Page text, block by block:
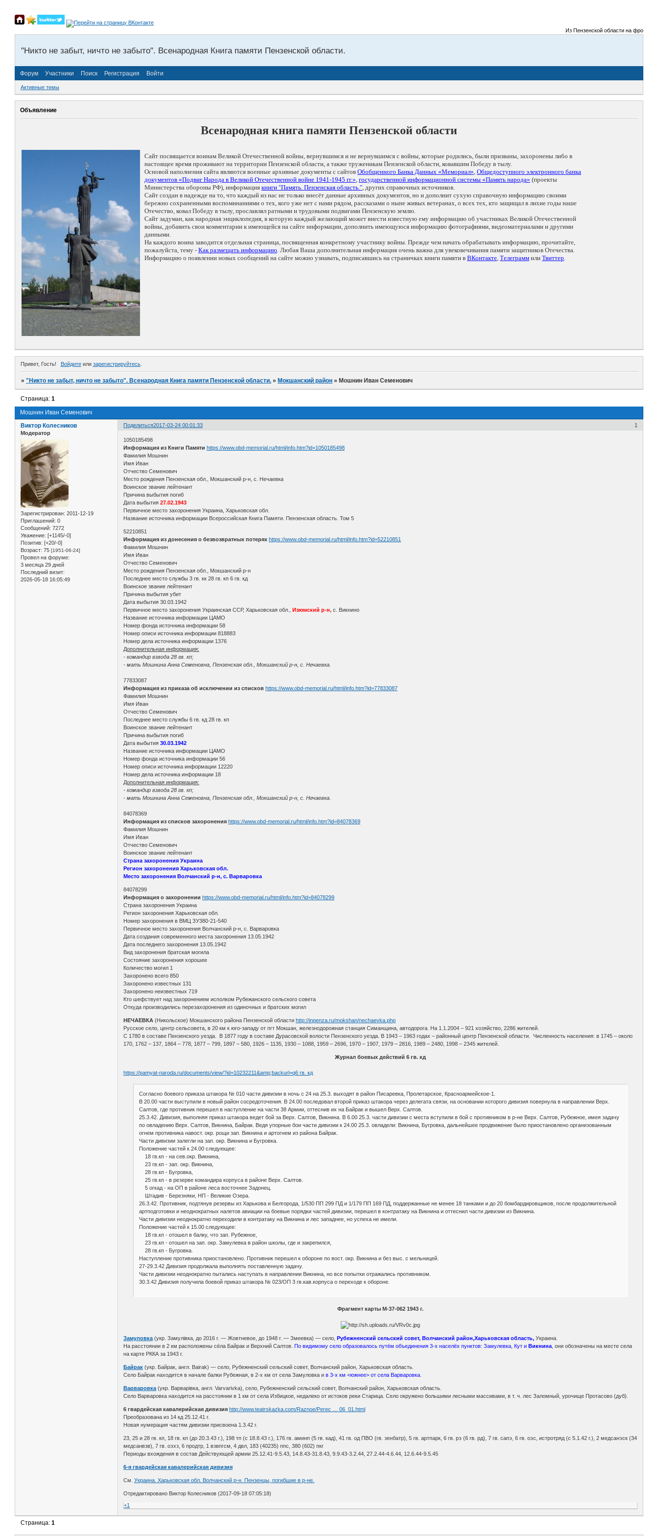
Из Пензенской области на фронты
"Никто не забыт, ничто не забыто". Всенародная Книга памяти Пензенской области.
Форум Участники Поиск Регистрация Войти
Активные темы
Объявление
Всенародная книга памяти Пензенской области
Сайт посвящается воинам Великой Отечественной войны, вернувшимся и не вернувшимся с войны, которые родились, были призваны, захоронены либо в
настоящее время проживают на территории Пензенской области, а также труженикам Пензенской области, ковавшим Победу в тылу.
Основой наполнения сайта являются военные архивные документы с сайтов Обобщенного Банка Данных «Мемориал», Общедоступного электронного банка
документов «Подвиг Народа в Великой Отечественной войне 1941-1945 гг.», государственной информационной системы «Память народа» (проекты
Министерства обороны РФ), информация книги "Память. Пензенская область.", других справочных источников.
Сайт создан в надежде на то, что каждый из нас не только внесёт данные архивных документов, но и дополнит сухую справочную информацию своими
бережно сохраненными воспоминаниями о тех, кого уже нет с нами рядом, рассказами о ныне живых ветеранах, о всех тех, кто защищал в лихие годы наше
Отечество, ковал Победу в тылу, прославлял ратными и трудовыми подвигами Пензенскую землю.
Сайт задуман, как народная энциклопедия, в которую каждый желающий может внести известную ему информацию об участниках Великой Отечественной
войны, добавить свои комментарии к имеющейся на сайте информации, дополнить имеющуюся информацию фотографиями, видеоматериалами и другими
данными.
На каждого воина заводится отдельная страница, посвященная конкретному участнику войны. Прежде чем начать обрабатывать информацию, прочитайте,
пожалуйста, тему - Как размещать информацию. Любая Ваша дополнительная информация очень важна для увековечивания памяти защитников Отечества.
Информацию о появлении новых сообщений на сайте можно узнавать, подписавшись на страничках книги памяти в ВКонтакте, Телеграмм или Твиттер.
Привет, Гость! Войдитеили зарегистрируйтесь.
»"Никто не забыт, ничто не забыто". Всенародная Книга памяти Пензенской области. » Мокшанский район » Мошнин Иван Семенович
Мошнин Иван Семенович
Страница:1
Поделиться 1
2017-03-24 00:01:33
Виктор Колесников
Модератор
Зарегистрирован: 2011-12-19
Приглашений: 0
Сообщений: 7272
Уважение: [+1145/-0]
Позитив: [+20/-0]
Возраст: 75 [1951-06-24]
Провел на форуме:
3 месяца 29 дней
Последний визит:
2026-05-18 16:05:49
1050185498
Информация из Книги Памяти https://www.obd-memorial.ru/html/info.htm?id=1050185498
Фамилия Мошнин
Имя Иван
Отчество Семенович
Место рождения Пензенская обл., Мокшанский р-н, с. Нечаевка
Воинское звание лейтенант
Причина выбытия погиб
Дата выбытия27.02.1943
Первичное место захоронения Украина, Харьковская обл.
Название источника информации Всероссийская Книга Памяти. Пензенская область. Том 5
52210851
Информация из донесения о безвозвратных потерях https://www.obd-memorial.ru/html/info.htm?id=52210851
Фамилия Мошнин
Имя Иван
Отчество Семенович
Место рождения Пензенская обл., Мокшанский р-н
Последнее место службы 3 гв. кк 28 гв. кп 6 гв. кд
Воинское звание лейтенант
Причина выбытия убит
Дата выбытия 30.03.1942
Первичное место захоронения Украинская ССР, Харьковская обл.,
Изюмский р-н, с. Викнино
Название источника информации ЦАМО
Номер фонда источника информации 58
Номер описи источника информации 818883
Номер дела источника информации 1376
Дополнительная информация:
- командир взвода 28 гв. кп;
- мать Мошнина Анна Семеновна, Пензенская обл., Мокшанский р-н, с. Нечаевка.
77833087
Информация из приказа об исключении из списков https://www.obd-memorial.ru/html/info.htm?id=77833087
Фамилия Мошнин
Имя Иван
Отчество Семенович
Последнее место службы 6 гв. кд 28 гв. кп
Воинское звание лейтенант
Причина выбытия погиб
Дата выбытия30.03.1942
Название источника информации ЦАМО
Номер фонда источника информации 56
Номер описи источника информации 12220
Номер дела источника информации 18
Дополнительная информация:
- командир взвода 28 гв. кп;
- мать Мошнина Анна Семеновна, Пензенская обл., Мокшанский р-н, с. Нечаевка.
84078369
Информация из списков захоронения https://www.obd-memorial.ru/html/info.htm?id=84078369
Фамилия Мошнин
Имя Иван
Отчество Семенович
Воинское звание лейтенант
Страна захоронения Украина
Регион захоронения Харьковская обл.
Место захоронения Волчанский р-н, с. Варваровка
84078299
Информация о захоронении https://www.obd-memorial.ru/html/info.htm?id=84078299
Страна захоронения Украина
Регион захоронения Харьковская обл.
Номер захоронения в ВМЦ ЗУ380-21-540
Первичное место захоронения Волчанский р-н, с. Варваровка
Дата создания современного места захоронения 13.05.1942
Дата последнего захоронения 13.05.1942
Вид захоронения братская могила
Состояние захоронения хорошее
Количество могил 1
Захоронено всего 850
Захоронено известных 131
Захоронено неизвестных 719
Кто шефствует над захоронением исполком Рубежанского сельского совета
Откуда производились перезахоронения из одиночных и братских могил
НЕЧАЕВКА (Никольское) Мокшанского района Пензенской областиhttp://inpenza.ru/mokshan/nechaevka.php
Русское село, центр сельсовета, в 20 км к юго-западу от пгт Мокшан, железнодорожная станция Симанщина, автодорога. На 1.1.2004 – 921 хозяйство, 2286 жителей.
С 1780 в составе Пензенского уезда. В 1877 году в составе Дурасовской волости Пензенского уезда. В 1943 – 1963 годах – районный центр Пензенской области. Численность населения: в 1745 – около
170, 1762 – 137, 1864 – 778, 1877 – 799, 1897 – 580, 1926 – 1135, 1930 – 1088, 1959 – 2696, 1970 – 1907, 1979 – 2816, 1989 – 2480, 1998 – 2345 жителей.
Журнал боевых действий 6 гв. кд
https://pamyat-naroda.ru/documents/view/?id=10232211&amp;backurl=q6 гв. кд
Согласно боевого приказа штакора № 010 части дивизии в ночь с 24 на 25.3. выходят в район Писаревка, Пролетарское, Красноармейское-1.
В 20.00 части выступили в новый район сосредоточения. В 24.00 последовал второй приказ штакора через делегата связи, на основании которого дивизия повернула в направлении Верх.
Салтов, где противник перешел в наступление на части 38 Армии, оттеснив их на Байрак и вышел Верх. Салтов.
25.3.42. Дивизия, выполняя приказ штакора ведет бой за Верх. Салтов, Викнина. В 6.00 25.3. части дивизии с места вступили в бой с противником в р-не Верх. Салтов, Рубежное, имея задачу
по овладению Верх. Салтов, Викнина, Байрак. Ведя упорные бои части дивизии к 24.00 25.3. овладели: Викнина, Бугровка, дальнейшее продвижение было приостановлено организованным
огнем противника навост. окр. рощи зап. Викнина и артогнем из района Байрак.
Части дивизии залегли на зап. окр. Викнина и Бугровка.
Положение частей к 24.00 следующее:
18 гв.кп - на сев.окр. Викнина,
23 гв.кп - зап. окр. Викнина,
28 гв.кп - Бугровка,
25 гв.кп - в резерве командира корпуса в районе Верх. Салтов.
5 огкад - на ОП в районе леса восточнее Задонец.
Штадив - Березняки, НП - Великие Озера.
26.3.42. Противник, подтянув резервы из Харькова и Белгорода, 1/530 ПП 299 ПД и 1/179 ПП 169 ПД, поддержанные не менее 18 танками и до 20 бомбардировщиков, после продолжительной
артподготовки и неоднократных налетов авиации на боевые порядки частей дивизии, перешел в контратаку на Викнина и оттеснил части дивизии из Викнина.
Части дивизии неоднократно переходили в контратаку на Викнина и лес западнее, но успеха не имели.
Положение частей к 15.00 следующее:
18 гв.кп - отошел в балку, что зап. Рубежное,
23 гв.кп - отошел на зап. окр. Замулевка в район школы, где и закрепился,
28 гв.кп - Бугровка.
Наступление противника приостановлено. Противник перешел к обороне по вост. окр. Викнина и без выс. с мельницей.
27-29.3.42 Дивизия продолжала выполнять поставленную задачу.
Части дивизии неоднократно пытались наступать в направлении Викнина, но все попытки отражались противником.
30.3.42 Дивизия получила боевой приказ штакора № 023/ОП 3 гв.кав.корпуса о переходе к обороне.
Фрагмент карты М-37-062 1943 г.
Замуловка (укр. Замулівка, до 2016 г. — Жовтневое, до 1948 г. — Змеевка) — село,Рубежненский сельский совет, Волчанский район,Харьковская область, Украина.
На расстоянии в 2 км расположены сёла Байрак и Верхний Салтов.По видимому село образовалось путём объединения 3-х населёх пунктов: Замулевка, Кут иВикнина , они обозначены на месте села
на карте РККА за 1943 г.
Байрак (укр. Байрак, англ. Bairak) — село, Рубежненский сельский совет, Волчанский район, Харьковская область.
Село Байрак находится в начале балки Рубежная, в 2-х км от села Замуловка и в 3-х км <южнее> от села Варваровка
Варваровка (укр. Варварівка, англ. Varvarivka), село, Рубежненский сельский совет, Волчанский район, Харьковская область.
Село Варваровка находится на расстоянии в 1 км от села Избицкое, недалеко от истоков реки Старица. Село окружено большими лесными массивами, в т. ч. лес Заломный, урочище Протасово (дуб).
6 гвардейская кавалерийская дивизия http://www.teatrskazka.com/Raznoe/Perec … 06_01.html
Преобразована из 14 кд 25.12.41 г.
Новая нумерация частям дивизии присвоена 1.3.42 г.
23, 25 и 28 гв. кп, 18 гв. кп (до 20.3.43 г.), 198 тп (с 18.8.43 г.), 176 гв. аминп (5 гв. кад), 41 гв. од ПВО (гв. зенбатр), 5 гв. артпарк, 6 гв. рэ (6 гв. рд), 7 гв. сапэ, 6 гв. оэс, истротряд (с 5.1.42 г.), 2 медсанэск (34
медсанвзв), 7 гв. оэхз, 6 продтр, 1 взвпгсм, 4 двл, 183 (40235) ппс, 380 (602) пкг
Периоды вхождения в состав Действующей армии 25.12.41-9.5.43, 14.8.43-31.8.43, 9.9.43-3.2.44, 27.2.44-4.6.44, 12.6.44-9.5.45
6-я гвардейская кавалерийская дивизия
См.Украина. Харьковская обл. Волчанский р-н. Пензенцы, погибшие в р-не.
Отредактировано Виктор Колесников (2017-09-18 07:05:18)
+1
Страница:1